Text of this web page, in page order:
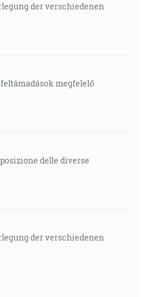
der verschiedenen
megfelelő
delle diverse
der verschiedenen